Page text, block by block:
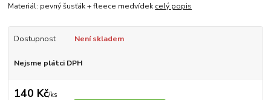
Materiál: pevný šusťák + fleece medvídek celý popis
Dostupnost Není skladem
Nejsme plátci DPH
140 Kč/ks